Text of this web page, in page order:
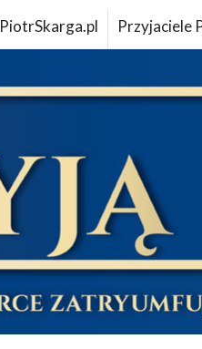
PiotrSkarga.pl Przyjaciele